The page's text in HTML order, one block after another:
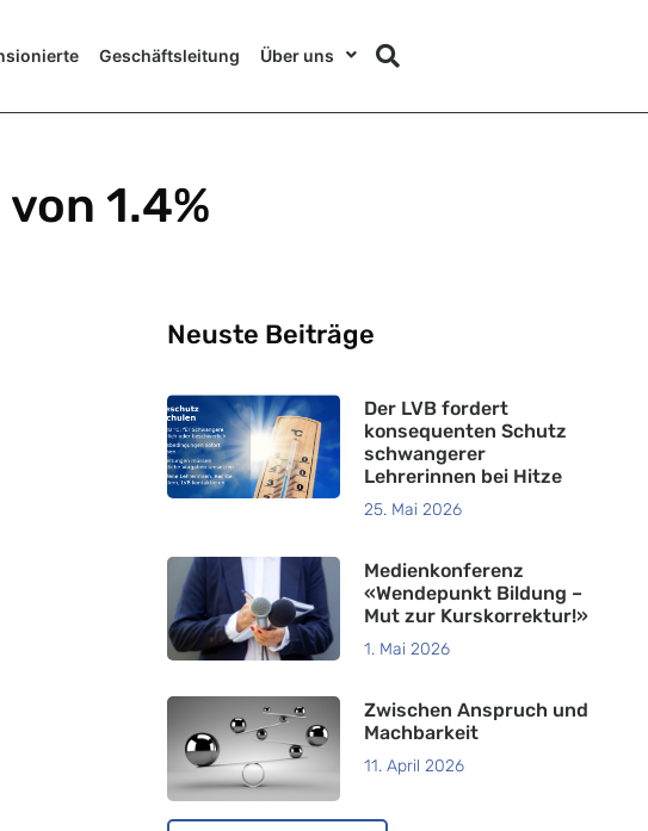
Geschäftsleitung Über uns
1.4%
Neuste Beiträge
Der LVB fordert
konsequenten Schutz
schwangerer
Lehrerinnen bei Hitze
25. Mai 2026
Medienkonferenz
«Wendepunkt Bildung –
Mut zur Kurskorrektur!»
1. Mai 2026
Zwischen Anspruch und
Machbarkeit
11. April 2026